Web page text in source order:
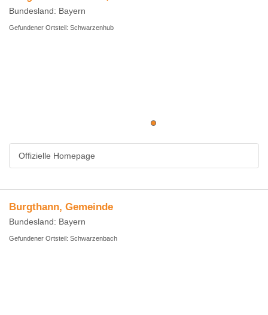
Bundesland: Bayern
Gefundener Ortsteil: Schwarzenhub
Offizielle Homepage
Burgthann, Gemeinde
Bundesland: Bayern
Gefundener Ortsteil: Schwarzenbach